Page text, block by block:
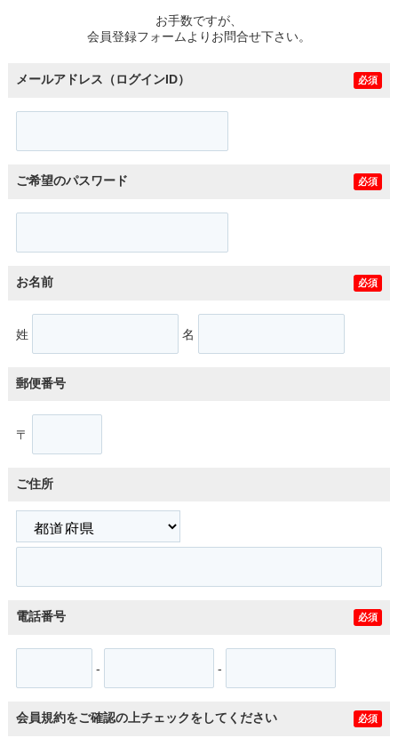
お手数ですが、
会員登録フォームよりお問合せ下さい。
メールアドレス（ログインID） 必須
ご希望のパスワード 必須
お名前 必須
姓 名
郵便番号
〒
ご住所
電話番号 必須
- -
会員規約をご確認の上チェックをしてください 必須